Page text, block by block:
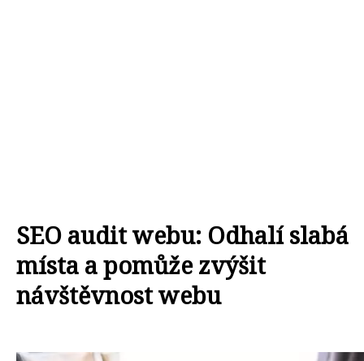
SEO audit webu: Odhalí slabá
místa a pomůže zvýšit
návštěvnost webu